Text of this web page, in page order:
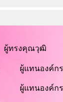
ผู้ทรงคุณวุฒิ
ผู้แทนองค์ก
ผู้แทนองค์ก